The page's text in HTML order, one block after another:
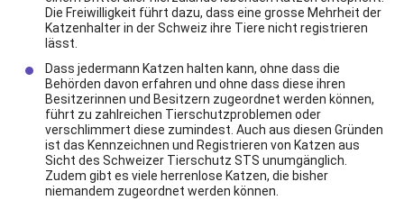
Die Freiwilligkeit führt dazu, dass eine grosse Mehrheit der
Katzenhalter in der Schweiz ihre Tiere nicht registrieren
lässt.
Dass jedermann Katzen halten kann, ohne dass die
Behörden davon erfahren und ohne dass diese ihren
Besitzerinnen und Besitzern zugeordnet werden können,
führt zu zahlreichen Tierschutzproblemen oder
verschlimmert diese zumindest. Auch aus diesen Gründen
ist das Kennzeichnen und Registrieren von Katzen aus
Sicht des Schweizer Tierschutz STS unumgänglich.
Zudem gibt es viele herrenlose Katzen, die bisher
niemandem zugeordnet werden können.